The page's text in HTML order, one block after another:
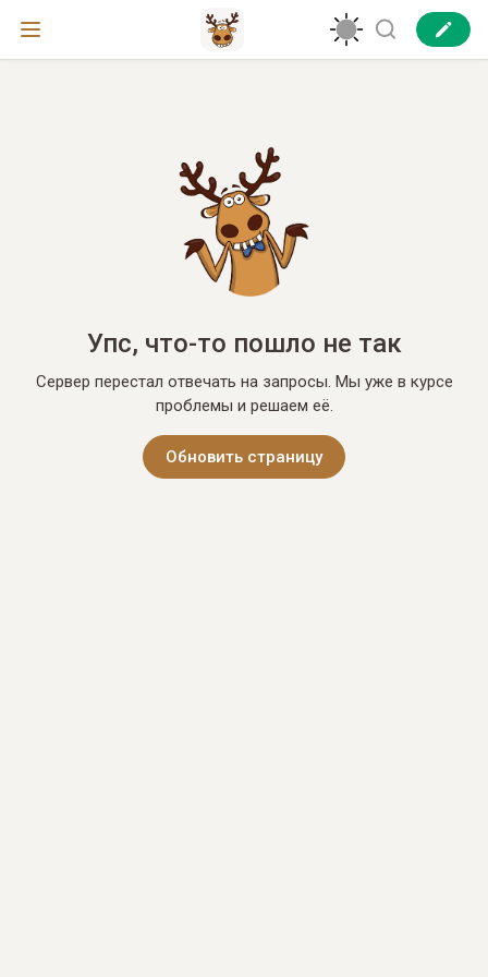
Упс, что-то пошло не так
Сервер перестал отвечать на запросы. Мы уже в курсе
проблемы и решаем её.
Обновить страницу